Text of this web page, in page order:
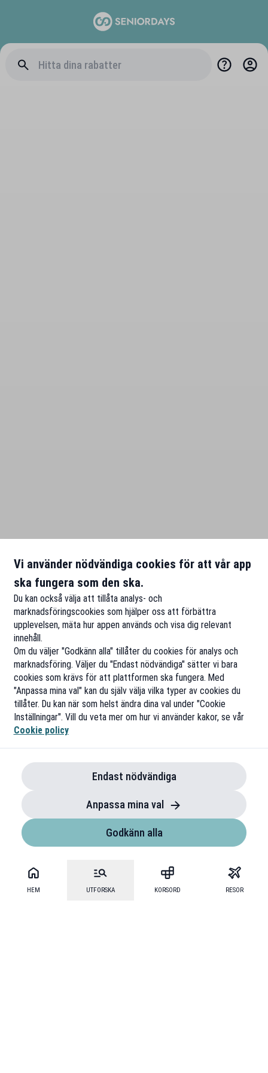
HEM UTFORSKA KORSORD RESOR
Vi använder nödvändiga cookies för att vår app
ska fungera som den ska.
Du kan också välja att tillåta analys- och
marknadsföringscookies som hjälper oss att förbättra
upplevelsen, mäta hur appen används och visa dig relevant
innehåll.
Om du väljer "Godkänn alla" tillåter du cookies för analys och
marknadsföring. Väljer du "Endast nödvändiga" sätter vi bara
cookies som krävs för att plattformen ska fungera. Med
"Anpassa mina val" kan du själv välja vilka typer av cookies du
tillåter. Du kan när som helst ändra dina val under "Cookie
Inställningar". Vill du veta mer om hur vi använder kakor, se vår
Cookie policy
Endast nödvändiga
Anpassa mina val
Godkänn alla